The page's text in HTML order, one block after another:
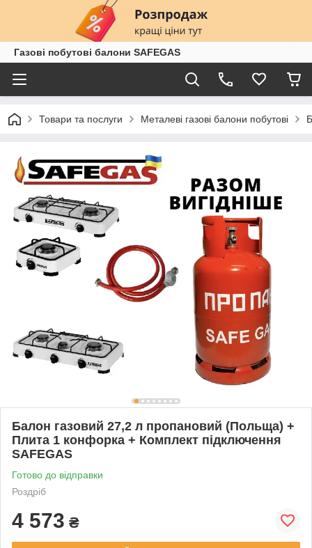
Газові побутові балони SAFEGAS
Товари та послуги Металеві газові балони побутові
Балон газовий 27,2 л пропановий (Польща) +
Плита 1 конфорка + Комплект підключення
SAFEGAS
Готово до відправки
Роздріб
4 573 ₴